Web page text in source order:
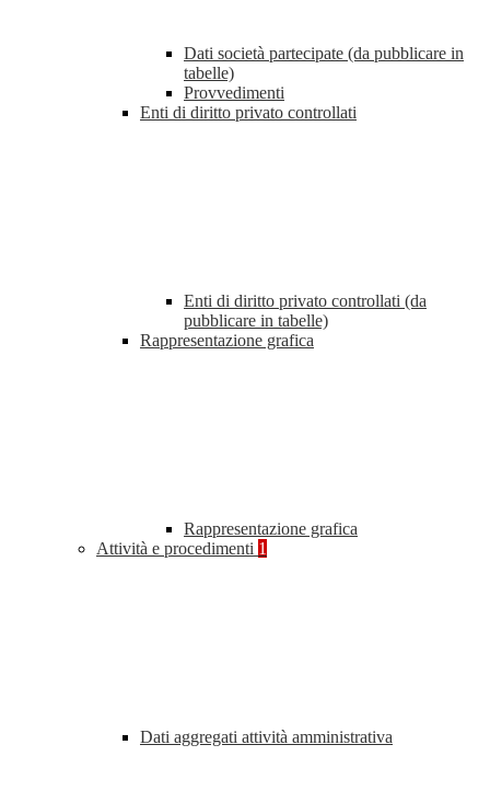
Dati società partecipate (da pubblicare in
tabelle)
Provvedimenti
Enti di diritto privato controllati
Enti di diritto privato controllati (da
pubblicare in tabelle)
Rappresentazione grafica
Rappresentazione grafica
Attività e procedimenti 1
Dati aggregati attività amministrativa